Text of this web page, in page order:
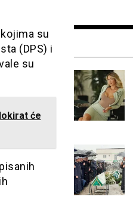
su
(DPS) i
su
će